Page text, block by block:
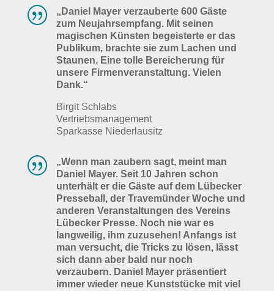
|
„Daniel Mayer verzauberte 600 Gäste
zum Neujahrsempfang. Mit seinen
magischen Künsten begeisterte er das
Publikum, brachte sie zum Lachen und
Staunen. Eine tolle Bereicherung für
unsere Firmenveranstaltung. Vielen
Dank.“
Birgit Schlabs
Vertriebsmanagement
Sparkasse Niederlausitz
|
„Wenn man zaubern sagt, meint man
Daniel Mayer. Seit 10 Jahren schon
unterhält er die Gäste auf dem Lübecker
Presseball, der Travemünder Woche und
anderen Veranstaltungen des Vereins
Lübecker Presse. Noch nie war es
langweilig, ihm zuzusehen! Anfangs ist
man versucht, die Tricks zu lösen, lässt
sich dann aber bald nur noch
verzaubern. Daniel Mayer präsentiert
immer wieder neue Kunststücke mit viel